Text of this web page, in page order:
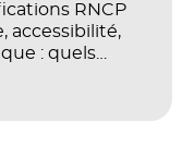
RNCP
accessibilité,
: quels
dans